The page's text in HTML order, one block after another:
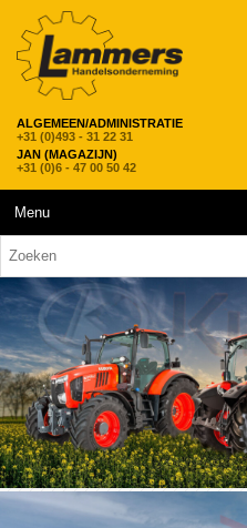
ALGEMEEN/ADMINISTRATIE
+31 (0)493 - 31 22 31
JAN (MAGAZIJN)
+31 (0)6 - 47 00 50 42
Menu